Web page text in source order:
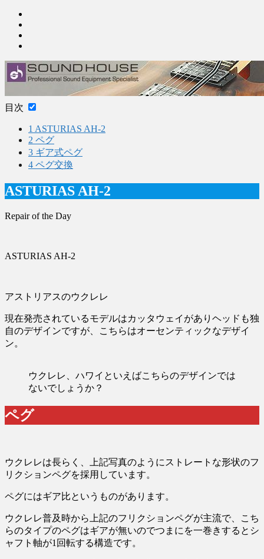
目次
1 ASTURIAS AH-2
2 ペグ
3 ギア式ペグ
4 ペグ交換
ASTURIAS AH-2
Repair of the Day
ASTURIAS AH-2
アストリアスのウクレレ
現在発売されているモデルはカッタウェイがありヘッドも独
自のデザインですが、こちらはオーセンティックなデザイ
ン。
ウクレレ、ハワイといえばこちらのデザインでは
ないでしょうか？
ペグ
ウクレレは長らく、上記写真のようにストレートな形状のフ
リクションペグを採用しています。
ペグにはギア比というものがあります。
ウクレレ普及時から上記のフリクションペグが主流で、こち
らのタイプのペグはギアが無いのでつまにを一巻きするとシ
ャフト軸が1回転する構造です。